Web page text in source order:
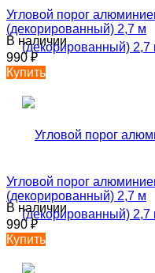
Угловой порог
(декорированный) 2,7 м
В наличии
990 ₽
Купить
Угловой порог
(декорированный) 2,7 м
В наличии
990 ₽
Купить